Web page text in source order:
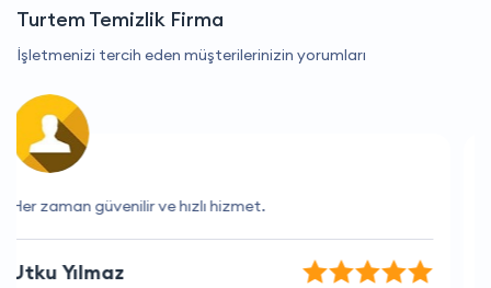
Turtem Temizlik Firma
İşletmenizi tercih eden müşterilerinizin yorumları
Yardımsever ve kibar çalışanlarına bayıldım
Tuğçe Karadağ